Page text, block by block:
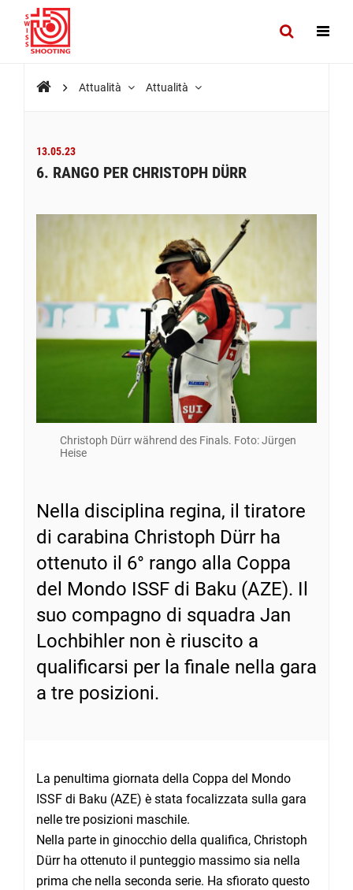
Attualità Attualità
13.05.23
6. RANGO PER CHRISTOPH DÜRR
Christoph Dürr während des Finals. Foto: Jürgen
Heise
Nella disciplina regina, il tiratore
di carabina Christoph Dürr ha
ottenuto il 6° rango alla Coppa
del Mondo ISSF di Baku (AZE). Il
suo compagno di squadra Jan
Lochbihler non è riuscito a
qualificarsi per la finale nella gara
a tre posizioni.
La penultima giornata della Coppa del Mondo
ISSF di Baku (AZE) è stata focalizzata sulla gara
nelle tre posizioni maschile.
Nella parte in ginocchio della qualifica, Christoph
Dürr ha ottenuto il punteggio massimo sia nella
prima che nella seconda serie. Ha sfiorato questo